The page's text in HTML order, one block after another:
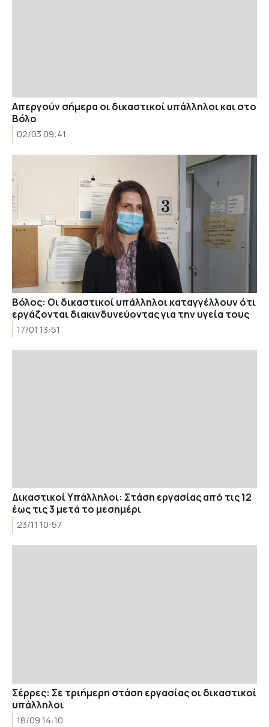
Απεργούν σήμερα οι δικαστικοί υπάλληλοι και στο
Βόλο
02/03 09:41
Βόλος: Οι δικαστικοί υπάλληλοι καταγγέλλουν ότι
εργάζονται διακινδυνεύοντας για την υγεία τους
17/01 13:51
Δικαστικοί Υπάλληλοι: Στάση εργασίας από τις 12
έως τις 3 μετά το μεσημέρι
23/11 10:57
Σέρρες: Σε τριήμερη στάση εργασίας οι δικαστικοί
υπάλληλοι
18/09 14:10